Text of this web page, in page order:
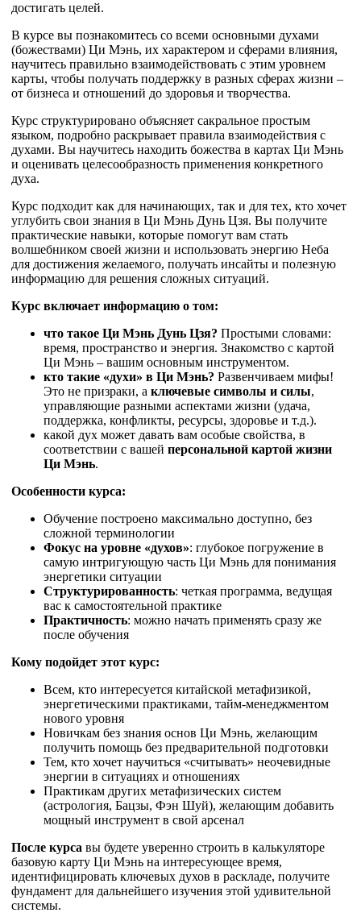
достигать целей.
В курсе вы познакомитесь со всеми основными духами
(божествами) Ци Мэнь, их характером и сферами влияния,
научитесь правильно взаимодействовать с этим уровнем
карты, чтобы получать поддержку в разных сферах жизни –
от бизнеса и отношений до здоровья и творчества.
Курс структурировано объясняет сакральное простым
языком, подробно раскрывает правила взаимодействия с
духами. Вы научитесь находить божества в картах Ци Мэнь
и оценивать целесообразность применения конкретного
духа.
Курс подходит как для начинающих, так и для тех, кто хочет
углубить свои знания в Ци Мэнь Дунь Цзя. Вы получите
практические навыки, которые помогут вам стать
волшебником своей жизни и использовать энергию Неба
для достижения желаемого, получать инсайты и полезную
информацию для решения сложных ситуаций.
Курс включает информацию о том:
что такое Ци Мэнь Дунь Цзя? Простыми словами:
время, пространство и энергия. Знакомство с картой
Ци Мэнь – вашим основным инструментом.
кто такие «духи» в Ци Мэнь? Развенчиваем мифы!
Это не призраки, а ключевые символы и силы,
управляющие разными аспектами жизни (удача,
поддержка, конфликты, ресурсы, здоровье и т.д.).
какой дух может давать вам особые свойства, в
соответствии с вашей персональной картой жизни
Ци Мэнь.
Особенности курса:
Обучение построено максимально доступно, без
сложной терминологии
Фокус на уровне «духов»: глубокое погружение в
самую интригующую часть Ци Мэнь для понимания
энергетики ситуации
Структурированность: четкая программа, ведущая
вас к самостоятельной практике
Практичность: можно начать применять сразу же
после обучения
Кому подойдет этот курс:
Всем, кто интересуется китайской метафизикой,
энергетическими практиками, тайм-менеджментом
нового уровня
Новичкам без знания основ Ци Мэнь, желающим
получить помощь без предварительной подготовки
Тем, кто хочет научиться «считывать» неочевидные
энергии в ситуациях и отношениях
Практикам других метафизических систем
(астрология, Бацзы, Фэн Шуй), желающим добавить
мощный инструмент в свой арсенал
После курса вы будете уверенно строить в калькуляторе
базовую карту Ци Мэнь на интересующее время,
идентифицировать ключевых духов в раскладе, получите
фундамент для дальнейшего изучения этой удивительной
системы.